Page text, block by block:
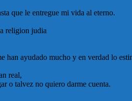
que le entregue mi vida al eterno.
religion judia
han ayudado mucho y en verdad lo
real,
o talvez no quiero darme cuenta.